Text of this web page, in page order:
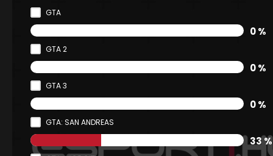
GTA
0 %
GTA 2
0 %
GTA 3
0 %
GTA: SAN ANDREAS
33 %